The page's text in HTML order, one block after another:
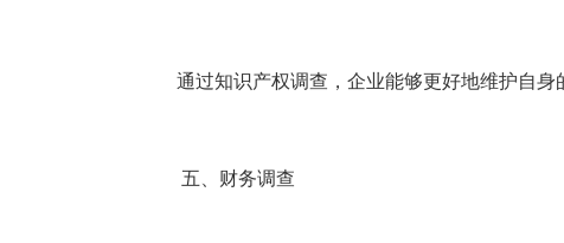
通过知识产权调查，企业能够更好地维护自身
五、财务调查